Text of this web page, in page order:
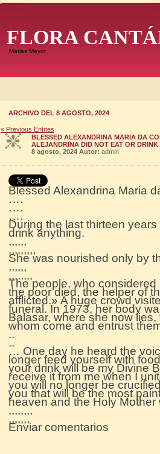
FLORA
Matias Mayor
ARCHIVO DEL 8 AGOSTO, 2024
« Previous Entries
BLESSED ALEXANDRINA MARIA DA
ALEJANDRINA DID NOT EAT OR DRINK
8 agosto, 2024 Autor: admin
Blessed Alexandrina Maria
….
….
….
During the last thirteen
drink anything.
,,,,,,
,,,,,,,,,
She was nourished only by
,,,,,,
,,,,,,,,
The people, who
the poor died, the helper of
afflicted.» A huge crowd
funeral. In 1973, her body
Balasar, where she now
whom come and entrust
..
..
… One day he heard the
longer feed yourself with
your drink will be my Divine
receive it from me when I
you will no longer be
you that will be the most
heaven and the Holy
,,,,,,,,
,,,,,,,
Enviar comentarios